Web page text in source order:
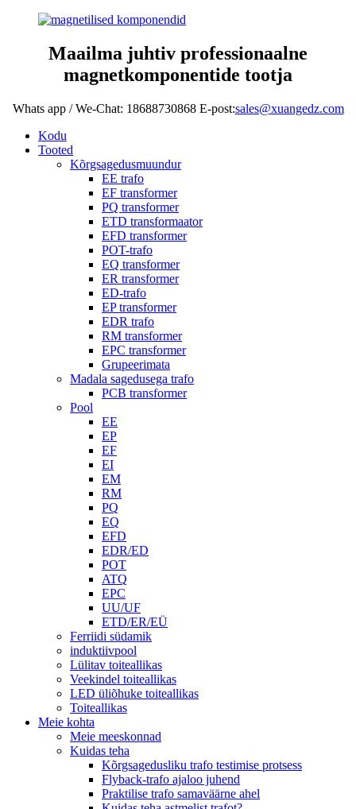
Maailma juhtiv professionaalne
magnetkomponentide tootja
Whats app / We-Chat: 18688730868 E-post:sales@xuangedz.com
Kodu
Tooted
Kõrgsagedusmuundur
EE trafo
EF transformer
PQ transformer
ETD transformaator
EFD transformer
POT-trafo
EQ transformer
ER transformer
ED-trafo
EP transformer
EDR trafo
RM transformer
EPC transformer
Grupeerimata
Madala sagedusega trafo
PCB transformer
Pool
EE
EP
EF
EI
EM
RM
PQ
EQ
EFD
EDR/ED
POT
ATQ
EPC
UU/UF
ETD/ER/EÜ
Ferriidi südamik
induktiivpool
Lülitav toiteallikas
Veekindel toiteallikas
LED üliõhuke toiteallikas
Toiteallikas
Meie kohta
Meie meeskonnad
Kuidas teha
Kõrgsagedusliku trafo testimise protsess
Flyback-trafo ajaloo juhend
Praktilise trafo samaväärne ahel